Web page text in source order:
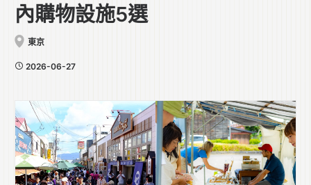
內購物設施5選
東京
2026-06-27